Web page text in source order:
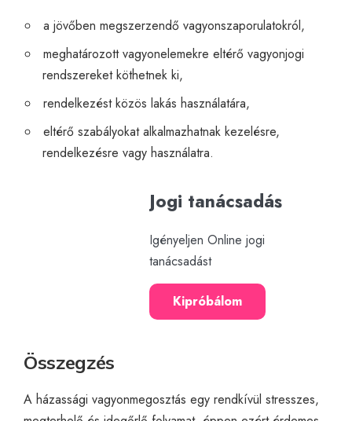
a jövőben megszerzendő vagyonszaporulatokról,
meghatározott vagyonelemekre eltérő vagyonjogi
rendszereket köthetnek ki,
rendelkezést közös lakás használatára,
eltérő szabályokat alkalmazhatnak kezelésre,
rendelkezésre vagy használatra.
Jogi tanácsadás
Igényeljen Online jogi
tanácsadást
Kipróbálom
Összegzés
A házassági vagyonmegosztás egy rendkívül stresszes,